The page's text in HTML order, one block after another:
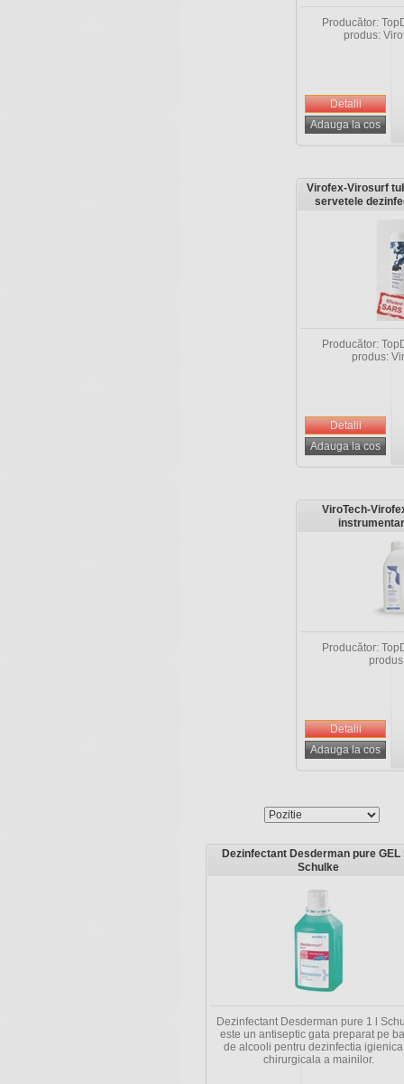
Producător:
produs:
Virofex-Virosurf
servetele
Producător:
produs:
ViroTech-
Producător:
Dezinfectant Desderman pure GEL
Schulke
Dezinfectant Desderman pure 1 l
este un antiseptic gata preparat pe
de alcooli pentru dezinfectia
chirurgicala a mainilor.